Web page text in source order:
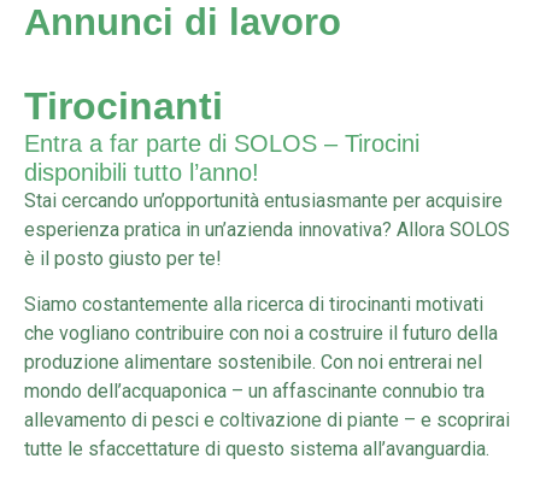
Annunci di lavoro
Tirocinanti
Entra a far parte di SOLOS – Tirocini
disponibili tutto l’anno!
Stai cercando un’opportunità entusiasmante per acquisire
esperienza pratica in un’azienda innovativa? Allora SOLOS
è il posto giusto per te!
Siamo costantemente alla ricerca di tirocinanti motivati
che vogliano contribuire con noi a costruire il futuro della
produzione alimentare sostenibile. Con noi entrerai nel
mondo dell’acquaponica – un affascinante connubio tra
allevamento di pesci e coltivazione di piante – e scoprirai
tutte le sfaccettature di questo sistema all’avanguardia.